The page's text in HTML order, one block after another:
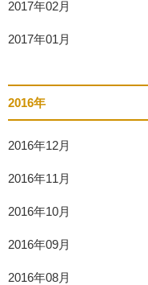
2017年02月
2017年01月
2016年
2016年12月
2016年11月
2016年10月
2016年09月
2016年08月